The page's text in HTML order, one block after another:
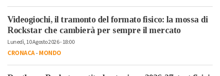
Videogiochi, il tramonto del formato fisico: la mossa di
Rockstar che cambierà per sempre il mercato
Lunedì, 10 Agosto 2026 - 18:00
CRONACA-MONDO